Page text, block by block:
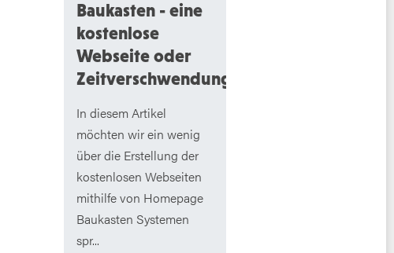
Baukasten - eine
kostenlose
Webseite oder
Zeitverschwendung?
In diesem Artikel
möchten wir ein wenig
über die Erstellung der
kostenlosen Webseiten
mithilfe von Homepage
Baukasten Systemen
spr...